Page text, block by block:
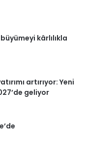
kârlılıkla
artırıyor: Yeni
geliyor